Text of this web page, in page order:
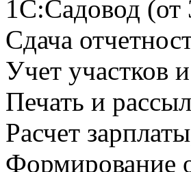
1С:Садовод (от
Сдача
Учет участков
Печать и
Расчет
Формирование